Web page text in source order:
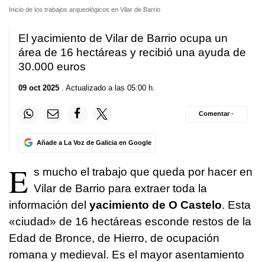
Inicio de los trabajos arqueológicos en Vilar de Barrio
El yacimiento de Vilar de Barrio ocupa un
área de 16 hectáreas y recibió una ayuda de
30.000 euros
09 oct 2025 . Actualizado a las 05:00 h.
Añade a La Voz de Galicia en Google
Comentar ·
E s mucho el trabajo que queda por hacer en
Vilar de Barrio para extraer toda la
información del yacimiento de O Castelo. Esta
«ciudad» de 16 hectáreas esconde restos de la
Edad de Bronce, de Hierro, de ocupación
romana y medieval. Es el mayor asentamiento